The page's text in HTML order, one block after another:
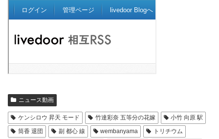
ニュース動画
ケンシロウ 昇天 モード 竹達彩奈 五等分の花嫁
小竹 向原 駅
筒香 退団
副 都心 線 wembanyama
トリチウム